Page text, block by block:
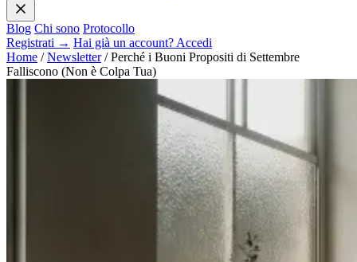
Blog Chi sono Protocollo
Registrati → Hai già un account? Accedi
Home / Newsletter / Perché i Buoni Propositi di Settembre
Falliscono (Non è Colpa Tua)